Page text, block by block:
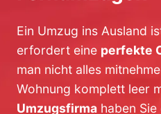
Ein Umzug ins Ausland
erfordert eine perfekte
man nicht alles
Wohnung komplett leer
Umzugsfirma haben